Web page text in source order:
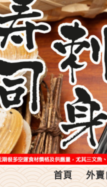
首頁 外